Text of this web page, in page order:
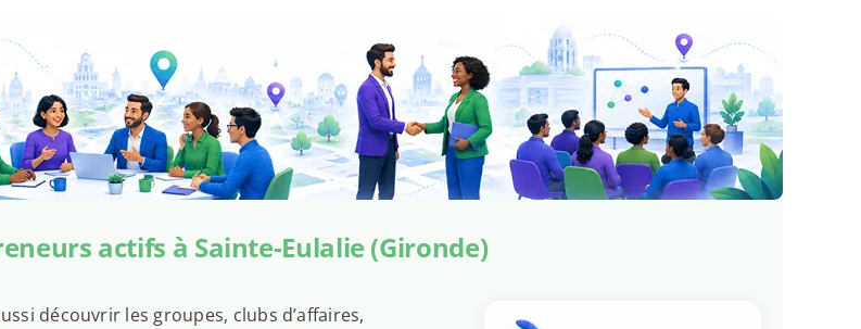
actifs à Sainte-Eulalie (Gironde)
découvrir les groupes, clubs d’affaires,